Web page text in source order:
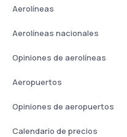
Aerolíneas
Aerolíneas nacionales
Opiniones de aerolíneas
Aeropuertos
Opiniones de aeropuertos
Calendario de precios